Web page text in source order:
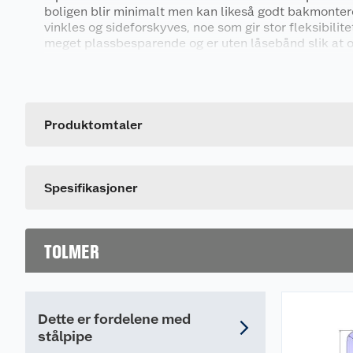
boligen blir minimalt men kan likeså godt
vinkles og sideforskyves, noe som gir stor
meget plassbesparende og er uten låsebånd slik at
Produktomtaler
Spesifikasjoner
Leverandørens artikkelnummer
TOLMER
Dette er fordelene med
stålpipe